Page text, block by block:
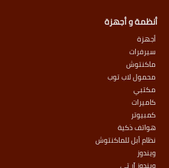
أنظمة و أجهزة
أجهزة
سيرفرات
ماكنتوش
محمول لاب توب
مكتبي
كاميرات
كمبيوتر
هواتف ذكية
نظام أبل للماكنتوش
ويندوز